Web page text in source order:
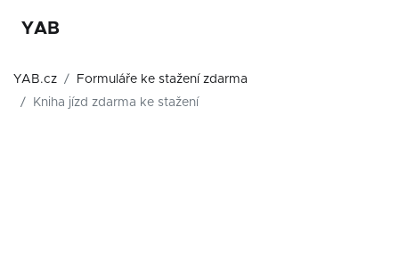
YAB
YAB.cz
Formuláře ke stažení zdarma
Kniha jízd zdarma ke stažení